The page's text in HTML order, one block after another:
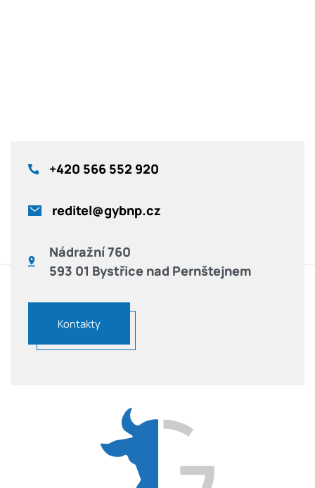
+420 566 552 920
reditel@gybnp.cz
Nádražní 760
593 01 Bystřice nad Pernštejnem
Kontakty